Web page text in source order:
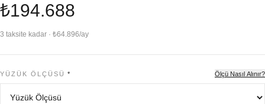
₺194.688
3 taksite kadar · ₺64.896/ay
YÜZÜK ÖLÇÜSÜ * Ölçü Nasıl Alınır?